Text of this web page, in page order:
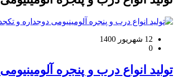
12 شهریور 1400
0
تولید انواع درب و پنجره